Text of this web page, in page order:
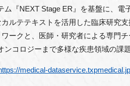
『NEXT Stage ER』を基盤に、
ルテテキストを活用した臨床研究
ークと、医師・研究者による専門
コロジーまで多様な疾患領域の課
medical-dataservice.txpmedical.jp